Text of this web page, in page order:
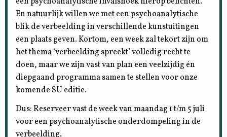
En natuurlijk willen we met een psychoanalytische
blik de verbeelding in verschillende kunstuitingen
een plaats geven. Kortom, een week zal tekort zijn om
het thema ‘verbeelding spreekt’ volledig recht te
doen, maar we zijn vast van plan een veelzijdig én
diepgaand programma samen te stellen voor onze
komende SU editie.
Dus: Reserveer vast de week van maandag 1 t/m 5 juli
voor een psychoanalytische onderdompeling in de
verbeelding.